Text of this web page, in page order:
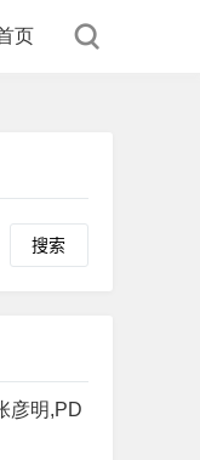
页
彦明,PD